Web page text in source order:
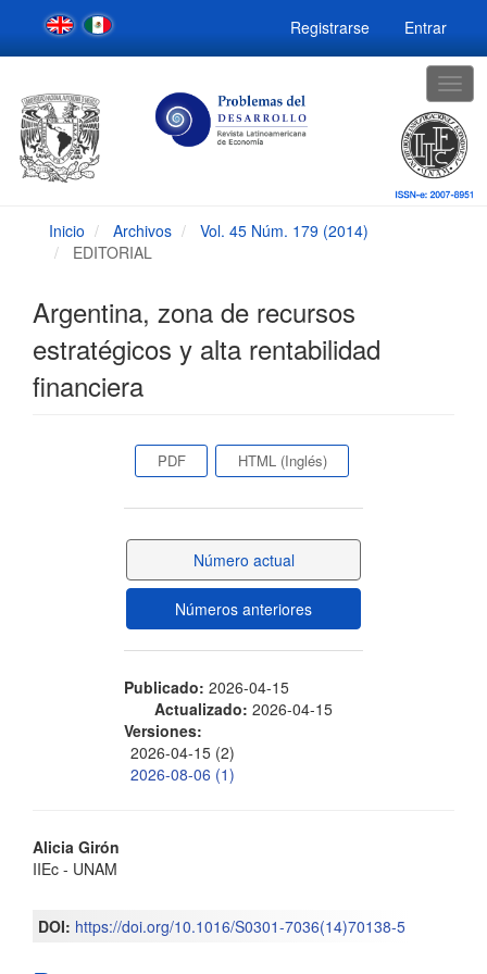
Navegación
principal
Contenido
Barra
lateral
Registrarse Entrar
Inicio Archivos
Vol. 45 Núm. 179 (2014)
EDITORIAL
Argentina, zona de recursos
estratégicos y alta rentabilidad
financiera
artículo
PDF HTML (Inglés)
Número actual
Números anteriores
Publicado: 2026-04-15
Actualizado: 2026-04-15
Versiones:
2026-04-15 (2)
2026-08-06 (1)
Contenido
del
artículo
Alicia Girón
IIEc - UNAM
DOI: https://doi.org/10.1016/S0301-7036(14)70138-5